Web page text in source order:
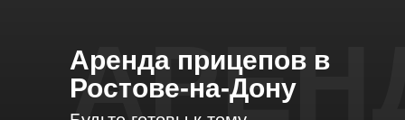
Аренда прицепов в
Ростове-на-Дону